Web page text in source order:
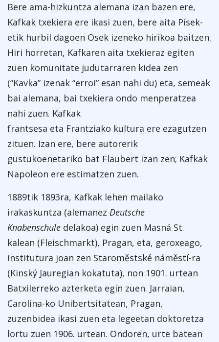
Bere ama-hizkuntza alemana izan bazen ere,
Kafkak txekiera ere ikasi zuen, bere aita Písek-
etik hurbil dagoen Osek izeneko hirikoa baitzen.
Hiri horretan, Kafkaren aita txekieraz egiten
zuen komunitate judutarraren kidea zen
(“Kavka” izenak “erroi” esan nahi du) eta, semeak
bai alemana, bai txekiera ondo menperatzea
nahi zuen. Kafkak
frantsesa eta Frantziako kultura ere ezagutzen
zituen. Izan ere, bere autorerik
gustukoenetariko bat Flaubert izan zen; Kafkak
Napoleon ere estimatzen zuen.
1889tik 1893ra, Kafkak lehen mailako
irakaskuntza (alemanez Deutsche
Knabenschule delakoa) egin zuen Masná St.
kalean (Fleischmarkt), Pragan, eta, geroxeago,
institutura joan zen Staroměstské náměstí-ra
(Kinský Jauregian kokatuta), non 1901. urtean
Batxilerreko azterketa egin zuen. Jarraian,
Carolina-ko Unibertsitatean, Pragan,
zuzenbidea ikasi zuen eta legeetan doktoretza
lortu zuen 1906. urtean. Ondoren, urte batean